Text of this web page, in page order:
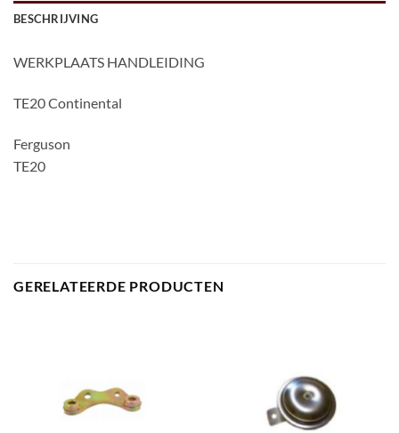
BESCHRIJVING
WERKPLAATS HANDLEIDING
TE20 Continental
Ferguson
TE20
GERELATEERDE PRODUCTEN